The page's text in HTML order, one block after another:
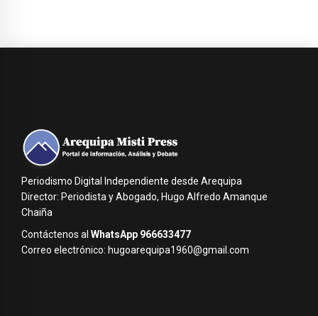
Periodismo Digital Independiente desde Arequipa
Director: Periodista y Abogado, Hugo Alfredo Amanque
Chaiña
Contáctenos al WhatsApp 966633477
Correo electrónico: hugoarequipa1960@gmail.com